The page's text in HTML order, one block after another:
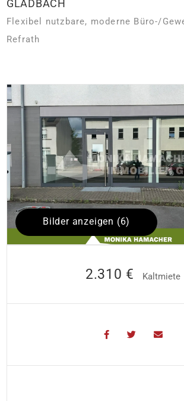
GLADBACH
Flexibel nutzbare, moderne Büro-/
Refrath
Bilder anzeigen (6)
2.310 € Kaltmiete